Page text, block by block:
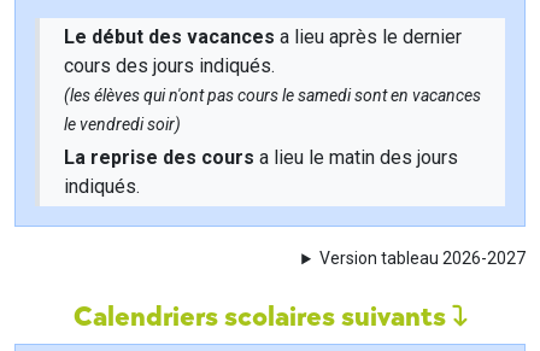
Le début des vacances a lieu après le dernier
cours des jours indiqués.
(les élèves qui n'ont pas cours le samedi sont en vacances
le vendredi soir)
La reprise des cours a lieu le matin des jours
indiqués.
Version tableau 2026-2027
Calendriers scolaires suivants